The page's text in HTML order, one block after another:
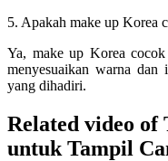
5. Apakah make up Korea
Ya, make up Korea
menyesuaikan warna dan
yang dihadiri.
Related video
untuk Tampil